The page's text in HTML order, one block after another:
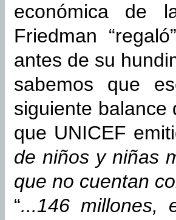
económica de
Friedman
antes de su
sabemos que
siguiente balance
que UNICEF
de niños y niñas
que no cuentan
“...146 millones,